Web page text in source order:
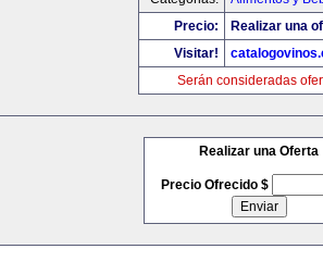
Precio:
Realizar una
Visitar!
Serán consideradas
Realizar una Oferta
Precio Ofrecido $